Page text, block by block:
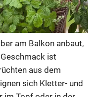
am Balkon anbaut,
ist
aus dem
sich Kletter- und